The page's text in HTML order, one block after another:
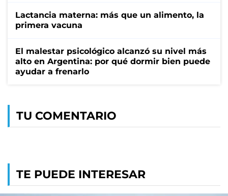
Lactancia materna: más que un alimento, la
primera vacuna
El malestar psicológico alcanzó su nivel más
alto en Argentina: por qué dormir bien puede
ayudar a frenarlo
TU COMENTARIO
TE PUEDE INTERESAR